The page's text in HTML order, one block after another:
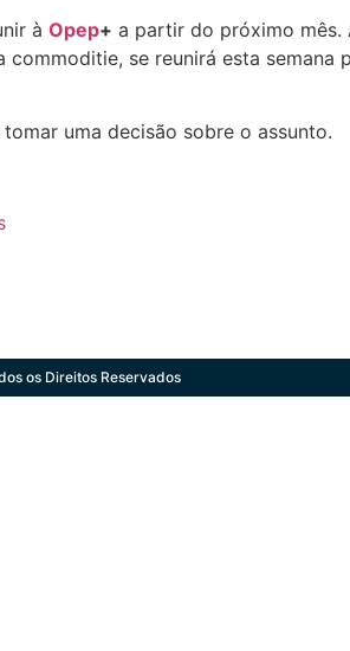
à Opep+ a partir do próximo mês.
se reunirá esta semana
uma decisão sobre o assunto.
os Direitos Reservados